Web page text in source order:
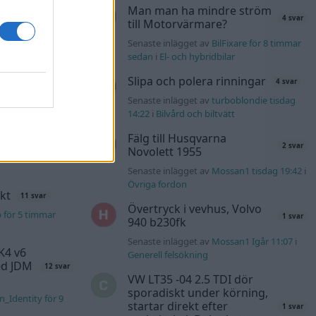
för 57
2559 svar
11 svar
för 5 timmar
v6
JDM
12 svar
för 9
Man man ha mindre ström
till Motorvärmare?
4 svar
Senaste inlägget av BilFixare för 8 timmar
sedan i El- och hybridbilar
Slipa och polera rinningar 4 svar
Senaste inlägget av turboblondie tisdag
14:22i Bilvård och biltvätt
Fälg till Husqvarna
Novolett 1955
2 svar
Senaste inlägget av Mossan1 tisdag 19:42i
Övriga fordon
Övertryck i vevhus, Volvo
940 b230fk
1 svar
Senaste inlägget av Mossan1 Igår 11:07i
Generell felsökning
VW LT35 -04 2.5 TDI dör
sporadiskt under körning,
startar direkt efter
1 svar